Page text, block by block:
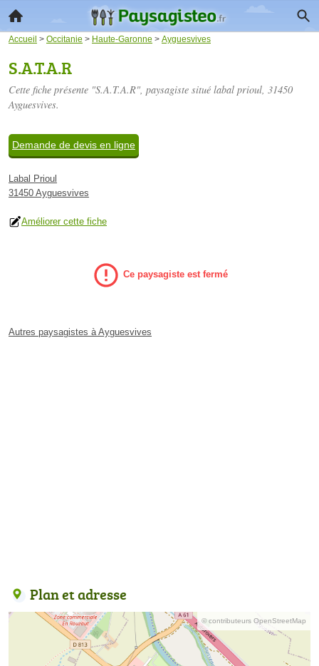
Accueil > Occitanie > Haute-Garonne > Ayguesvives
S.A.T.A.R
Cette fiche présente "S.A.T.A.R", paysagiste situé labal prioul, 31450
Ayguesvives.
Demande de devis en ligne
Labal Prioul
31450 Ayguesvives
Améliorer cette fiche
Ce paysagiste est fermé
Autres paysagistes à Ayguesvives
Plan et adresse
© contributeurs OpenStreetMap